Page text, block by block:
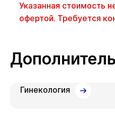
Указанная стоимость
офертой. Требуется
Гинекология